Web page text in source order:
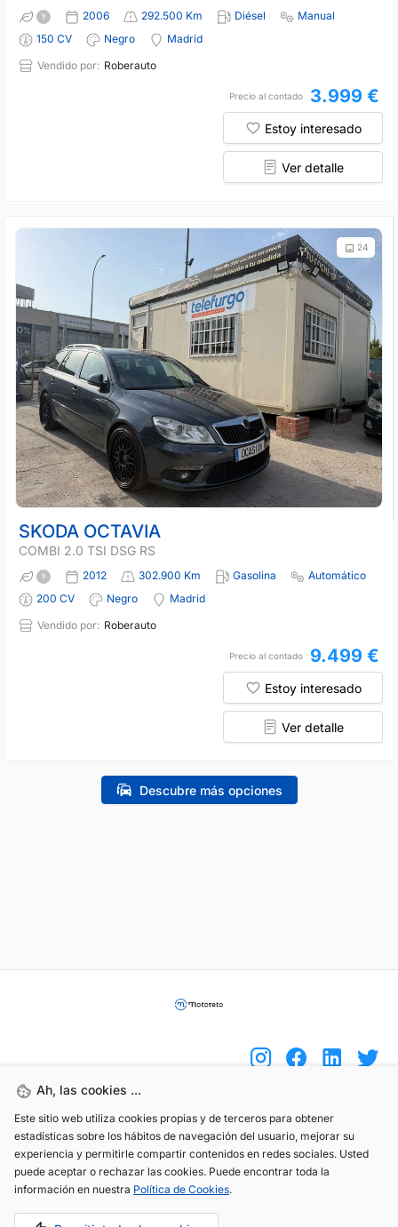
2006 292.500 Km Diésel
Manual
150 CV
Negro
Madrid
Vendido por: Roberauto
Precio al contado 3.999 €
Estoy interesado
Ver detalle
24
SKODA OCTAVIA
COMBI 2.0 TSI DSG RS
2012 302.900 Km Gasolina
Automático
200 CV
Negro
Madrid
Vendido por: Roberauto
Precio al contado 9.499 €
Estoy interesado
Ver detalle
Descubre más opciones
Ah, las cookies ...
Este sitio web utiliza cookies propias y de terceros para obtener
estadísticas sobre los hábitos de navegación del usuario, mejorar su
experiencia y permitirle compartir contenidos en redes sociales. Usted
puede aceptar o rechazar las cookies. Puede encontrar toda la
información en nuestra Política de Cookies.
(+34) 744 408 070
info@motoreto.com